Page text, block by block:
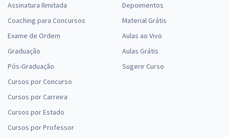
Assinatura Ilimitada
Coaching para Concursos
Exame de Ordem
Graduação
Pós-Graduação
Cursos por Concurso
Cursos por Carreira
Cursos por Estado
Cursos por Professor
Depoimentos
Material Grátis
Aulas ao Vivo
Aulas Grátis
Sugerir Curso